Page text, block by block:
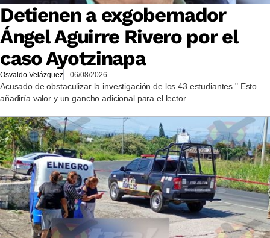
Detienen a exgobernador
Ángel Aguirre Rivero por el
caso Ayotzinapa
Osvaldo Velázquez 06/08/2026
Acusado de obstaculizar la investigación de los 43 estudiantes." Esto
añadiría valor y un gancho adicional para el lector